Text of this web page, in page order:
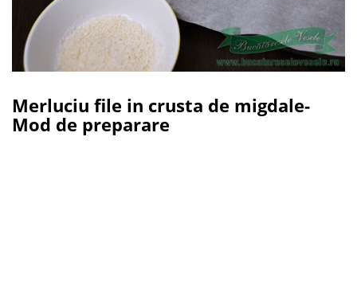
Merluciu file in crusta de migdale-
Mod de preparare